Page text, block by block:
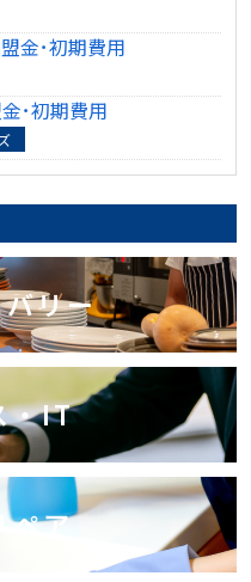
金･初期費用
･初期費用
リー
・IT
ペア